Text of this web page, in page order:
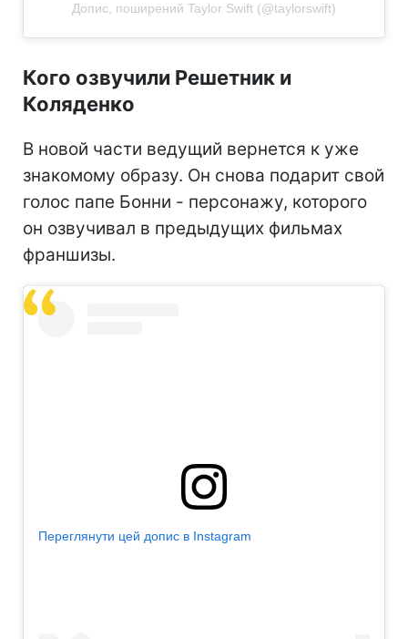
Допис, поширений Taylor Swift (@taylorswift)
Кого озвучили Решетник и
Коляденко
В новой части ведущий вернется к уже
знакомому образу. Он снова подарит свой
голос папе Бонни - персонажу, которого
он озвучивал в предыдущих фильмах
франшизы.
Переглянути цей допис в Instagram